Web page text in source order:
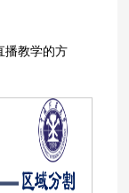
播教学的方